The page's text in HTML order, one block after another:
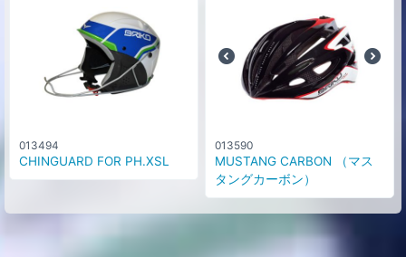
013494
CHINGUARD FOR PH.XSL
013590
MUSTANG CARBON （マス
タングカーボン）